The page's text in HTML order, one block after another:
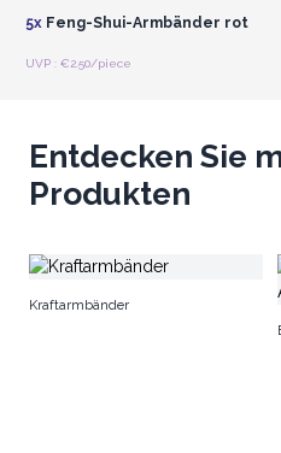
5xFeng-Shui-Armbänder rot
UVP : €2.50/piece
Entdecken Sie
Produkten
Kraftarmbänder